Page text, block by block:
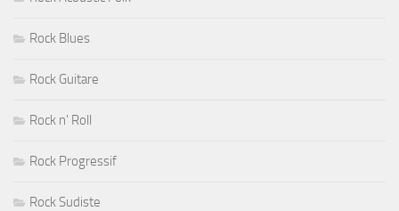
Rock Blues
Rock Guitare
Rock n' Roll
Rock Progressif
Rock Sudiste